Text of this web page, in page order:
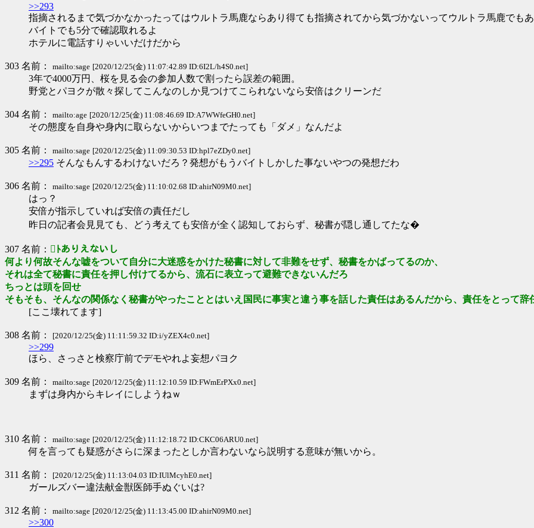
>>293
指摘されるまで気づかなかったってはウルトラ馬鹿ならあり得ても指摘されてから気づかないってウルトラ馬鹿でも
バイトでも5分で確認取れるよ
ホテルに電話すりゃいいだけだから
303 名前： mailto:sage [2020/12/25(金) 11:07:42.89 ID:6I2L/h4S0.net]
3年で4000万円、桜を見る会の参加人数で割ったら誤差の範囲。
野党とパヨクが散々探してこんなのしか見つけてこられないなら安倍はクリーンだ
304 名前： mailto:age [2020/12/25(金) 11:08:46.69 ID:A7WWfeGH0.net]
その態度を自身や身内に取らないからいつまでたっても「ダメ」なんだよ
305 名前： mailto:sage [2020/12/25(金) 11:09:30.53 ID:hpl7eZDy0.net]
>>295 そんなもんするわけないだろ？発想がもうバイトしかした事ないやつの発想だわ
306 名前： mailto:sage [2020/12/25(金) 11:10:02.68 ID:ahirN09M0.net]
はっ？
安倍が指示していれば安倍の責任だし
昨日の記者会見見ても、どう考えても安倍が全く認知しておらず、秘書が隠し通してたな�
307 名前： ﾄありえないし
何より何故そんな嘘をついて自分に大迷惑をかけた秘書に対して非難をせず、秘書をかばってるのか、
それは全て秘書に責任を押し付けてるから、流石に表立って避難できないんだろ
ちっとは頭を回せ
そもそも、そんなの関係なく秘書がやったこととはいえ国民に事実と違う事を話した責任はあるんだから、責任をとって辞
[ここ壊れてます]
308 名前： [2020/12/25(金) 11:11:59.32 ID:i/yZEX4c0.net]
>>299
ほら、さっさと検察庁前でデモやれよ妄想パヨク
309 名前： mailto:sage [2020/12/25(金) 11:12:10.59 ID:FWmErPXx0.net]
まずは身内からキレイにしようねｗ
310 名前： mailto:sage [2020/12/25(金) 11:12:18.72 ID:CKC06ARU0.net]
何を言っても疑惑がさらに深まったとしか言わないなら説明する意味が無いから。
311 名前： [2020/12/25(金) 11:13:04.03 ID:IUlMcyhE0.net]
ガールズバー違法献金獣医師手ぬぐいは?
312 名前： mailto:sage [2020/12/25(金) 11:13:45.00 ID:ahirN09M0.net]
>>300